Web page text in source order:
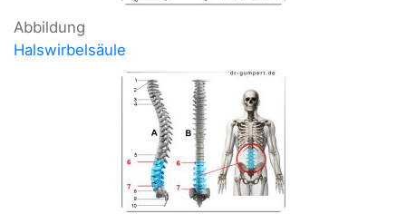
Abbildung
Halswirbelsäule